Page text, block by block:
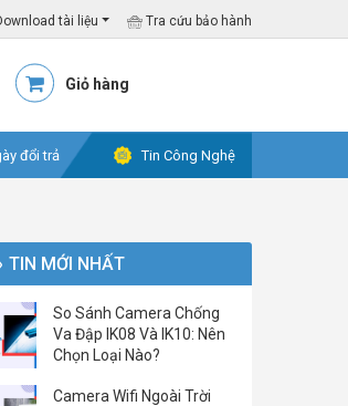
tài liệu Tra cứu bảo hành
Giỏ hàng
đổi trả Tin Công Nghệ
TIN MỚI NHẤT
So Sánh Camera Chống
Va Đập IK08 Và IK10: Nên
Chọn Loại Nào?
Camera Wifi Ngoài Trời